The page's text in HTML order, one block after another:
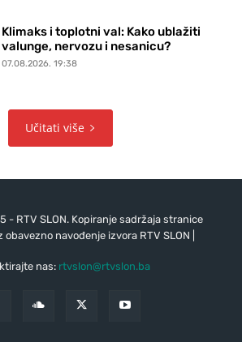
Klimaks i toplotni val: Kako ublažiti
valunge, nervozu i nesanicu?
07.08.2026. 19:38
Učitati više
- RTV SLON. Kopiranje sadržaja stranice
navođenje izvora RTV SLON |
nas: rtvslon@rtvslon.ba